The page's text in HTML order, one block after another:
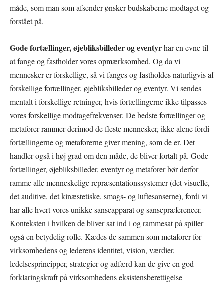
måde, som man som afsender ønsker budskaberne modtaget og
forstået på.
Gode fortællinger, øjebliksbilleder og eventyrhar en evne til
at fange og fastholder vores opmærksomhed. Og da vi
mennesker er forskellige, så vi fanges og fastholdes naturligvis af
forskellige fortællinger, øjebliksbilleder og eventyr. Vi sendes
mentalt i forskellige retninger, hvis fortællingerne ikke tilpasses
vores forskellige modtagefrekvenser. De bedste fortællinger og
metaforer rammer derimod de fleste mennesker, ikke alene fordi
fortællingerne og metaforerne giver mening, som de er. Det
handler også i høj grad om den måde, de bliver fortalt på. Gode
fortællinger, øjebliksbilleder, eventyr og metaforer bør derfor
ramme alle menneskelige repræsentationssystemer (det visuelle,
det auditive, det kinæstetiske, smags- og luftesanserne), fordi vi
har alle hvert vores unikke sanseapparat og sansepræferencer.
Konteksten i hvilken de bliver sat ind i og rammesat på spiller
også en betydelig rolle. Kædes de sammen som metaforer for
virksomhedens og lederens identitet, vision, værdier,
ledelsesprincipper, strategier og adfærd kan de give en god
forklaringskraft på virksomhedens eksistensberettigelse